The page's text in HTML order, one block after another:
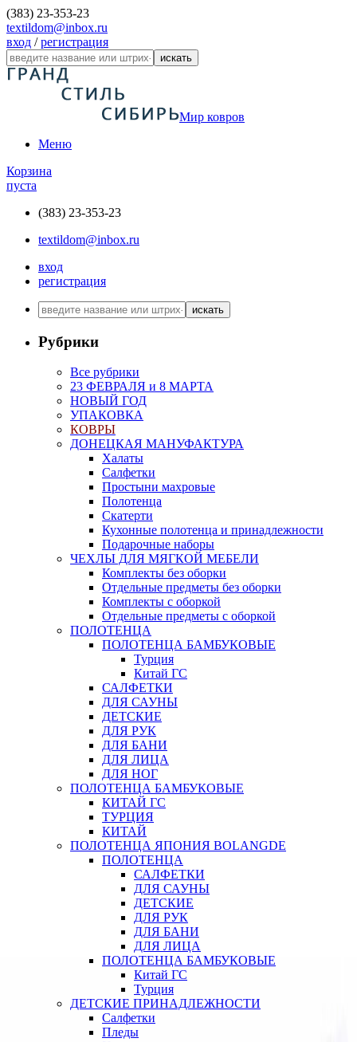
(383) 23-353-23
textildom@inbox.ru
вход /регистрация
искать
Мир ковров
Меню
Корзина
пуста
(383) 23-353-23
textildom@inbox.ru
вход
регистрация
искать
Рубрики
Все рубрики
23 ФЕВРАЛЯ и 8 МАРТА
НОВЫЙ ГОД
УПАКОВКА
КОВРЫ
ДОНЕЦКАЯ МАНУФАКТУРА
Халаты
Салфетки
Простыни махровые
Полотенца
Скатерти
Кухонные полотенца и принадлежности
Подарочные наборы
ЧЕХЛЫ ДЛЯ МЯГКОЙ МЕБЕЛИ
Комплекты без оборки
Отдельные предметы без оборки
Комплекты с оборкой
Отдельные предметы с оборкой
ПОЛОТЕНЦА
ПОЛОТЕНЦА БАМБУКОВЫЕ
Турция
Китай ГС
САЛФЕТКИ
ДЛЯ САУНЫ
ДЕТСКИЕ
ДЛЯ РУК
ДЛЯ БАНИ
ДЛЯ ЛИЦА
ДЛЯ НОГ
ПОЛОТЕНЦА БАМБУКОВЫЕ
КИТАЙ ГС
ТУРЦИЯ
КИТАЙ
ПОЛОТЕНЦА ЯПОНИЯ BOLANGDE
ПОЛОТЕНЦА
САЛФЕТКИ
ДЛЯ САУНЫ
ДЕТСКИЕ
ДЛЯ РУК
ДЛЯ БАНИ
ДЛЯ ЛИЦА
ПОЛОТЕНЦА БАМБУКОВЫЕ
Китай ГС
Турция
ДЕТСКИЕ ПРИНАДЛЕЖНОСТИ
Салфетки
Пледы